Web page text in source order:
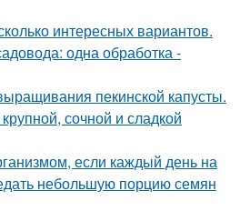
интересных вариантов.
одна обработка -
пекинской капусты.
сочной и сладкой
если каждый день на
небольшую порцию семян